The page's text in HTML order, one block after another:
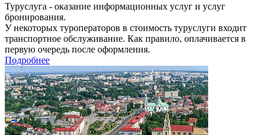
Туруслуга - оказание информационных услуг и услуг
бронирования.
У некоторых туроператоров в стоимость туруслуги входит
транспортное обслуживание. Как правило, оплачивается в
первую очередь после оформления.
Подробнее